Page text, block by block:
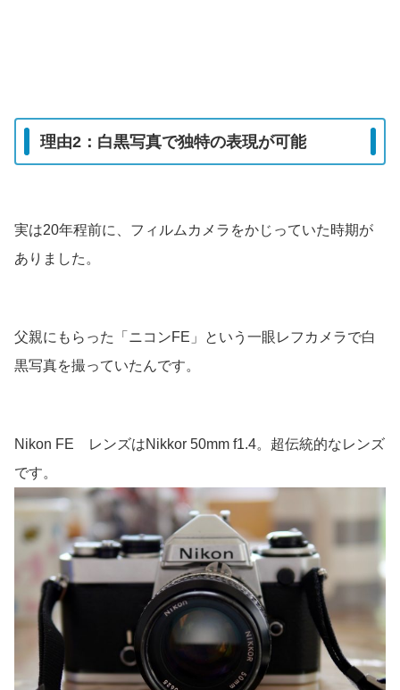
理由2：白黒写真で独特の表現が可能
実は20年程前に、フィルムカメラをかじっていた時期が
ありました。
父親にもらった「ニコンFE」という一眼レフカメラで白
黒写真を撮っていたんです。
Nikon FE レンズはNikkor 50mm f1.4。超伝統的なレンズ
です。